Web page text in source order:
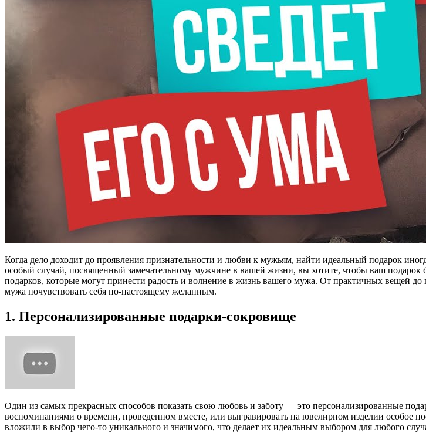
Когда дело доходит до проявления признательности и любви к мужьям, найти идеальный подарок
особый случай, посвященный замечательному мужчине в вашей жизни, вы хотите, чтобы ваш
подарков, которые могут принести радость и волнение в жизнь вашего мужа. От практичных вещей
мужа почувствовать себя по-настоящему желанным.
1. Персонализированные подарки-сокровище
Один из самых прекрасных способов показать свою любовь и заботу — это персонализированные
воспоминаниями о времени, проведенном вместе, или выгравировать на ювелирном изделии особое
вложили в выбор чего-то уникального и значимого, что делает их идеальным выбором для любого